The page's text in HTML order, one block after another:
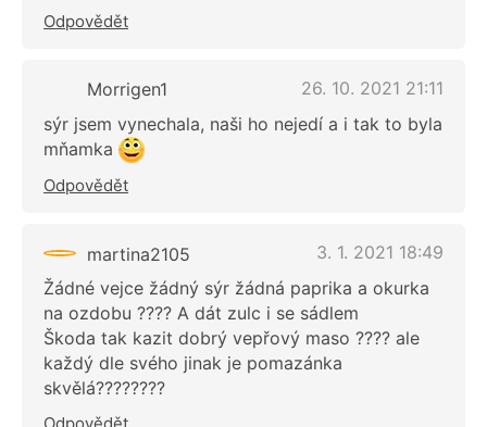
Odpovědět
Morrigen1
26. 10. 2021 21:11
sýr jsem vynechala, naši ho nejedí a i tak to byla
mňamka
Odpovědět
martina2105
3. 1. 2021 18:49
Žádné vejce žádný sýr žádná paprika a okurka
na ozdobu ???? A dát zulc i se sádlem
Škoda tak kazit dobrý vepřový maso ???? ale
každý dle svého jinak je pomazánka
skvělá????????